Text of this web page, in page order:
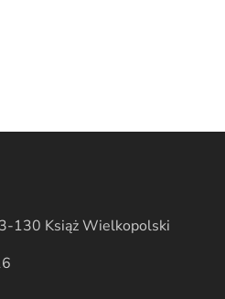
130 Książ Wielkopolski